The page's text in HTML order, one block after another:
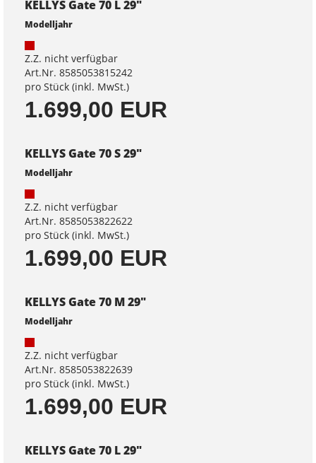
KELLYS Gate 70 L 29"
Modelljahr
Z.Z. nicht verfügbar
Art.Nr. 8585053815242
pro Stück (inkl. MwSt.)
1.699,00 EUR
KELLYS Gate 70 S 29"
Modelljahr
Z.Z. nicht verfügbar
Art.Nr. 8585053822622
pro Stück (inkl. MwSt.)
1.699,00 EUR
KELLYS Gate 70 M 29"
Modelljahr
Z.Z. nicht verfügbar
Art.Nr. 8585053822639
pro Stück (inkl. MwSt.)
1.699,00 EUR
KELLYS Gate 70 L 29"